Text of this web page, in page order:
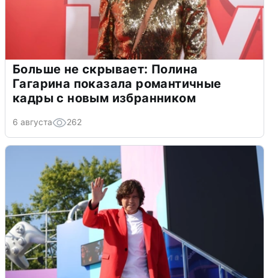
Больше не скрывает: Полина
Гагарина показала романтичные
кадры с новым избранником
6 августа 262